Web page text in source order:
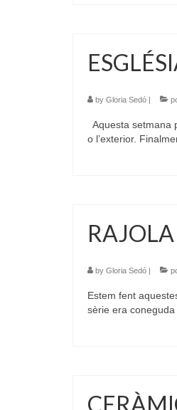
by Gloria Sedó
Aquesta setmana
o l’exterior.
by Gloria Sedó
Estem fent
sèrie era